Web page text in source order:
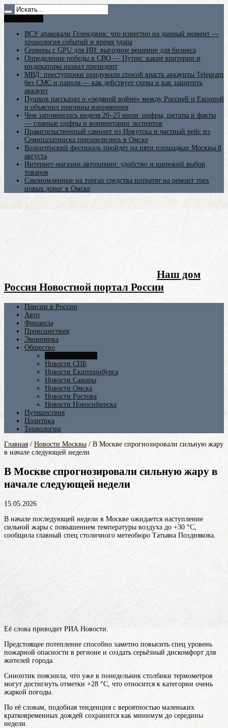
ВСУ атаковали Геленджик: что известно на данный момент —
хронология событий и время удара
Серверы с GPU для ИИ: выгодное решение для бизнеса
Определение победы в СВО — Путин: какие критерии и
индикаторы назвал президент
МВД: преступники придумали способ красть аккаунты Telegram
без СМС и пароля — как действует схема и как защитить
аккаунт
Пушков рассказал о «ледяной войне» между Россией и Европой
и объяснил причины напряжения
Чем запомнилась неделя 20–25 июля: цифры, цитаты и факты
— главные цифры и комментарии экспертов
Правительственный самолет из Иркутска и частный рейс из
Семипалатинска приземлились в Омске
Волонтёрский фестиваль пройдёт на пяти площадках Москвы 8
августа
Интернет-магазин автохимии: удобство и широкий выбор
товаров
Сэкономленные на торгах средства потратят на ремонт трех
новых дорог в Омске
Наш дом
Россия Новостной портал России
Пенсии в России
Авто
Финансы
Происшествия
Экономика
Общество
Новости СПБ
Новости Екатеринбурга
Новости Самары
Новости Омска
Новости Ростова
Новости Новосибирска
Путешествия
Политика
Технологии
Главная / Новости Москвы / В Москве спрогнозировали сильную жару
в начале следующей недели
В Москве спрогнозировали сильную жару в
начале следующей недели
15.05.2026
В начале последующей недели в Москве ожидается наступление
сильной жары с повышением температуры воздуха до +30 °C,
сообщила главный спец столичного метеобюро Татьяна Позднякова.
Её слова приводит РИА Новости.
Предстоящее потепление способно заметно повысить спец уровень
пожарной опасности в регионе и создать серьёзный дискомфорт для
жителей города.
Синоптик пояснила, что уже в понедельник столбики термометров
могут достигнуть отметки +28 °C, что относится к категории очень
жаркой погоды.
По её словам, подобная тенденция с вероятностью маленьких
кратковременных дождей сохранится как минимум до середины
недели.